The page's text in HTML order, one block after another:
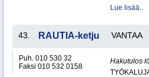
Lue lisää..
43. RAUTIA-ketju VANTAA
Puh. 010 530 32
Faksi 010 532 0158
Hakutulos